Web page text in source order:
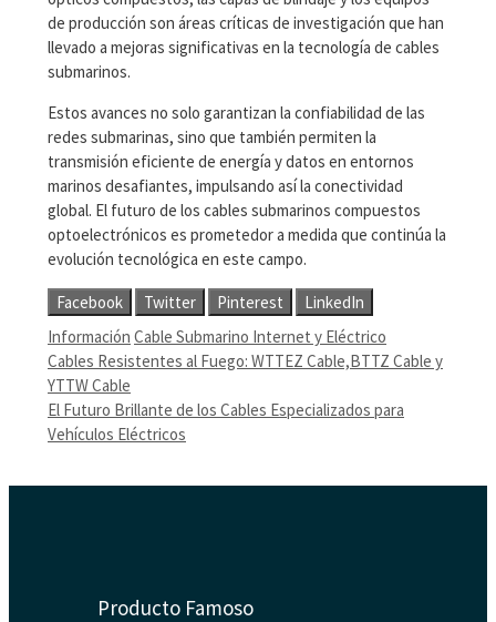
de producción son áreas críticas de investigación que han
llevado a mejoras significativas en la tecnología de cables
submarinos.
Estos avances no solo garantizan la confiabilidad de las
redes submarinas, sino que también permiten la
transmisión eficiente de energía y datos en entornos
marinos desafiantes, impulsando así la conectividad
global. El futuro de los cables submarinos compuestos
optoelectrónicos es prometedor a medida que continúa la
evolución tecnológica en este campo.
Facebook Twitter Pinterest
LinkedIn
Categorías
Información Etiquetas
Cable Submarino Internet y Eléctrico
Cables Resistentes al Fuego: WTTEZ Cable,BTTZ Cable y
YTTW Cable
El Futuro Brillante de los Cables Especializados para
Vehículos Eléctricos
Producto Famoso